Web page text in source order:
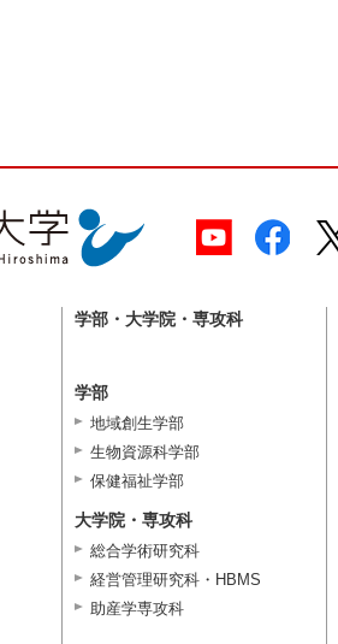
学部・大学院・専攻科
学部
地域創生学部
生物資源科学部
保健福祉学部
大学院・専攻科
総合学術研究科
経営管理研究科・HBMS
助産学専攻科